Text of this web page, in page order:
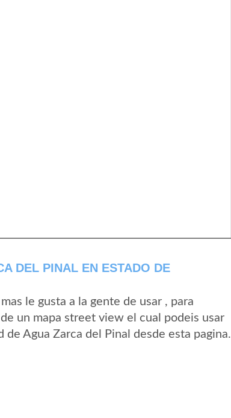
DEL PINAL EN ESTADO DE
le gusta a la gente de usar , para
un mapa street view el cual podeis usar
Agua Zarca del Pinal desde esta pagina.